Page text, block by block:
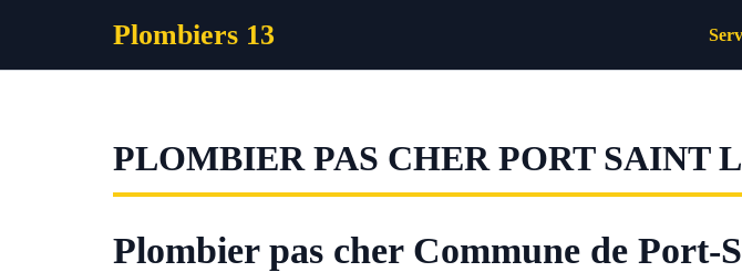
contenu
Plombiers 13
PLOMBIER PAS CHER PORT SAINT
Plombier pas cher Commune de Port-